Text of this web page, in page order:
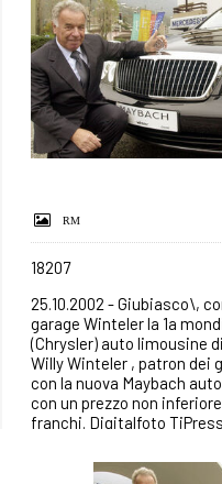
18207
25.10.2002 - Giubiasco\,
garage Winteler la 1a
(Chrysler) auto limousine
Willy Winteler , patron dei
con la nuova Maybach
con un prezzo non
franchi. Digitalfoto